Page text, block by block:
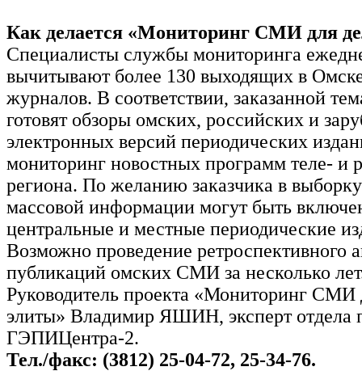
Как делается «Мониторинг СМИ для
Специалисты службы мониторинга
вычитывают более 130 выходящих в Омске
журналов. В соответствии, заказанной
готовят обзоры омских, российских и
электронных версий периодических
мониторинг новостных программ теле- и
региона. По желанию заказчика в
массовой информации могут быть
центральные и местные периодические
Возможно проведение ретроспективного
публикаций омских СМИ за несколько
Руководитель проекта «Мониторинг СМИ
элиты» Владимир ЯШИН, эксперт отдела
ГЭПИЦентра-2.
Тел./факс: (3812) 25-04-72, 25-34-76.